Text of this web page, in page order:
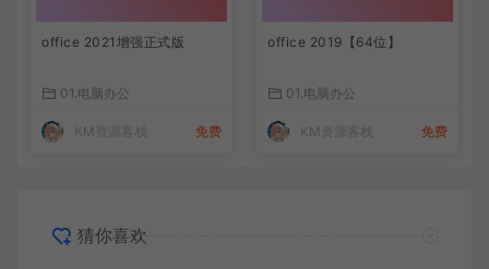
office 2021增强正式版
01.电脑办公
KM资源客栈 免费
office 2019【64位】
01.电脑办公
KM资源客栈 免费
猜你喜欢